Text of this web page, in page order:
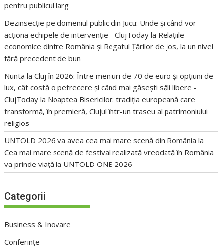
pentru publicul larg
Dezinsecție pe domeniul public din Jucu: Unde și când vor
acționa echipele de intervenție - ClujToday la Relațiile
economice dintre România și Regatul Țărilor de Jos, la un nivel
fără precedent de bun
Nunta la Cluj în 2026: Între meniuri de 70 de euro și opțiuni de
lux, cât costă o petrecere și când mai găsești săli libere -
ClujToday la Noaptea Bisericilor: tradiția europeană care
transformă, în premieră, Clujul într-un traseu al patrimoniului
religios
UNTOLD 2026 va avea cea mai mare scenă din România la
Cea mai mare scenă de festival realizată vreodată în România
va prinde viață la UNTOLD ONE 2026
Categorii
Business & Inovare
Conferințe